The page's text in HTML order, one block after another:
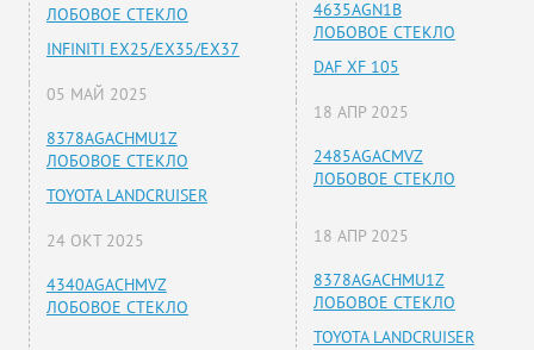
ЛОБОВОЕ СТЕКЛО
INFINITI EX25/EX35/EX37
05 МАЙ 2025
8378AGACHMU1Z
ЛОБОВОЕ СТЕКЛО
TOYOTA LANDCRUISER
24 ОКТ 2025
4340AGACHMVZ
ЛОБОВОЕ СТЕКЛО
4635AGN1B
ЛОБОВОЕ СТЕКЛО
DAF XF 105
18 АПР 2025
2485AGACMVZ
ЛОБОВОЕ СТЕКЛО
18 АПР 2025
8378AGACHMU1Z
ЛОБОВОЕ СТЕКЛО
TOYOTA LANDCRUISER